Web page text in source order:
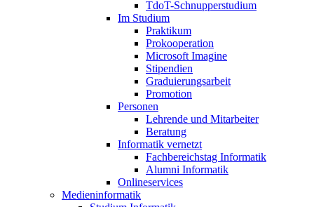
TdoT-Schnupperstudium
Im Studium
Praktikum
Prokooperation
Microsoft Imagine
Stipendien
Graduierungsarbeit
Promotion
Personen
Lehrende und Mitarbeiter
Beratung
Informatik vernetzt
Fachbereichstag Informatik
Alumni Informatik
Onlineservices
Medieninformatik